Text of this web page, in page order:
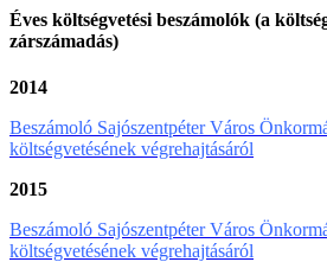
Éves költségvetési beszámolók (a
zárszámadás)
2014
Beszámoló Sajószentpéter Város
költségvetésének végrehajtásáról
2015
Beszámoló Sajószentpéter Város
költségvetésének végrehajtásáról